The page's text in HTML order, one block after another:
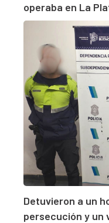
operaba en La
Detuvieron a un
persecución y un